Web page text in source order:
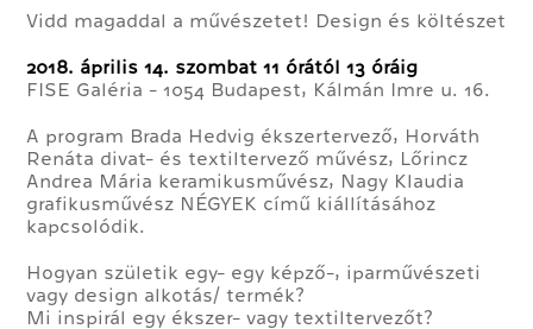
Vidd magaddal a művészetet! Design és költészet
2018. április 14. szombat 11 órától 13 óráig
FISE Galéria - 1054 Budapest, Kálmán Imre u. 16.
A program Brada Hedvig ékszertervező, Horváth
Renáta divat- és textiltervező művész, Lőrincz
Andrea Mária keramikusművész, Nagy Klaudia
grafikusművész NÉGYEK című kiállításához
kapcsolódik.
Hogyan születik egy- egy képző-, iparművészeti
vagy design alkotás/ termék?
Mi inspirál egy ékszer- vagy textiltervezőt?